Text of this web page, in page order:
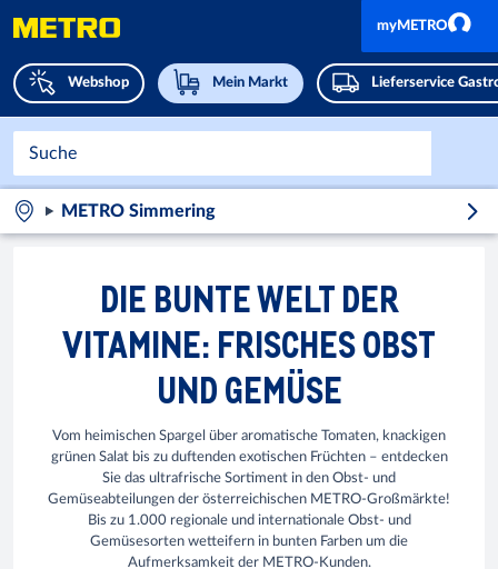
Webshop Mein Markt Lieferservice
myMETRO
METRO Simmering
DIE BUNTE WELT DER
VITAMINE: FRISCHES OBST
UND GEMÜSE
Vom heimischen Spargel über aromatische Tomaten, knackigen
grünen Salat bis zu duftenden exotischen Früchten – entdecken
Sie das ultrafrische Sortiment in den Obst- und
Gemüseabteilungen der österreichischen METRO-Großmärkte!
Bis zu 1.000 regionale und internationale Obst- und
Gemüsesorten wetteifern in bunten Farben um die
Aufmerksamkeit der METRO-Kunden.